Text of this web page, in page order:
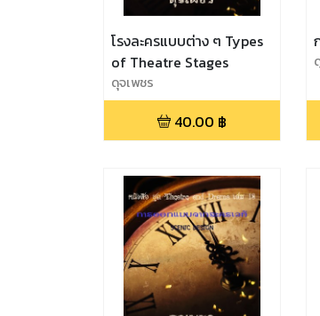
โรงละครแบบต่าง ๆ Types
of Theatre Stages
ดุจเพชร
40.00 ฿